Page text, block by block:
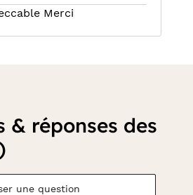
Merci
& réponses des
une question